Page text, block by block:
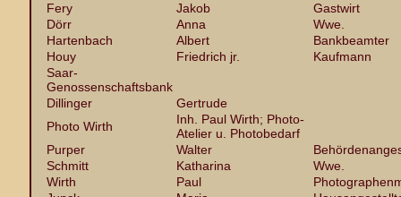
Fery
Jakob
Gastwirt
Dörr
Anna
Wwe.
Hartenbach
Albert
Bankbeamter
Houy
Friedrich jr.
Kaufmann
Saar-
Genossenschaftsbank
Dillinger
Gertrude
Photo Wirth
Inh. Paul Wirth; Photo-
Atelier u. Photobedarf
Purper
Walter
Schmitt
Katharina
Wwe.
Wirth
Paul